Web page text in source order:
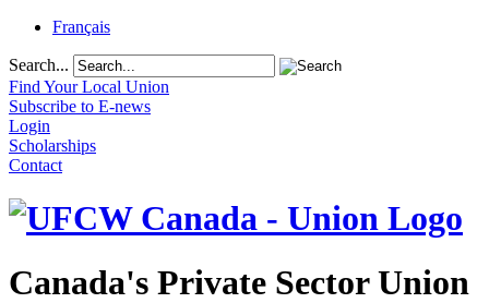
Français
Search...
Find Your Local Union
Subscribe to E-news
Login
Scholarships
Contact
Canada's Private Sector Union